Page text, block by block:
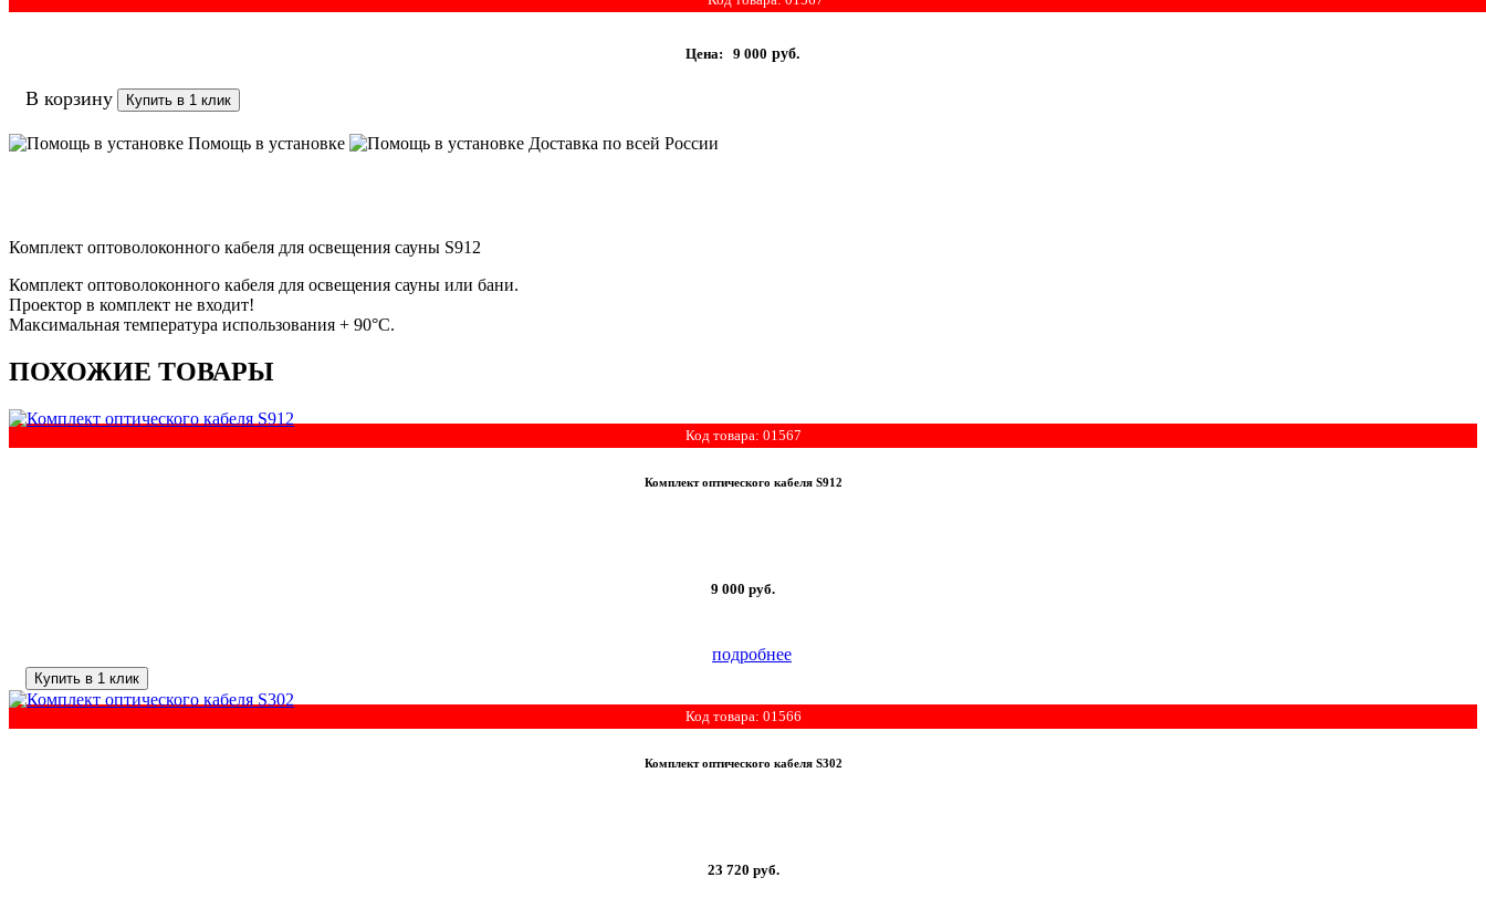
Цена: 9 000 руб.
В корзину Купить в 1 клик
Помощь в установке Доставка по всей России
Комплект оптоволоконного кабеля для освещения сауны S912
Комплект оптоволоконного кабеля для освещения сауны или бани.
Проектор в комплект не входит!
Максимальная температура использования + 90°C.
ПОХОЖИЕ ТОВАРЫ
Код товара: 01567
Комплект оптического кабеля S912
9 000 руб.
подробнее
Купить в 1 клик
Код товара: 01566
Комплект оптического кабеля S302
23 720 руб.